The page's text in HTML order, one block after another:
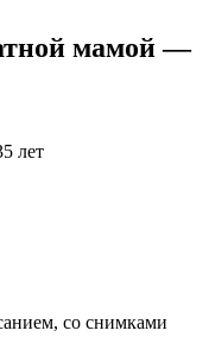
мамой—
лет
со снимками